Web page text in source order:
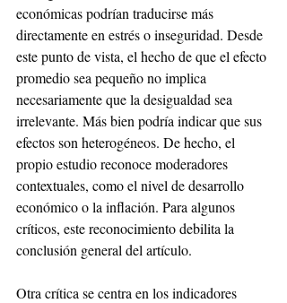
económicas podrían traducirse más
directamente en estrés o inseguridad. Desde
este punto de vista, el hecho de que el efecto
promedio sea pequeño no implica
necesariamente que la desigualdad sea
irrelevante. Más bien podría indicar que sus
efectos son heterogéneos. De hecho, el
propio estudio reconoce moderadores
contextuales, como el nivel de desarrollo
económico o la inflación. Para algunos
críticos, este reconocimiento debilita la
conclusión general del artículo.
Otra crítica se centra en los indicadores